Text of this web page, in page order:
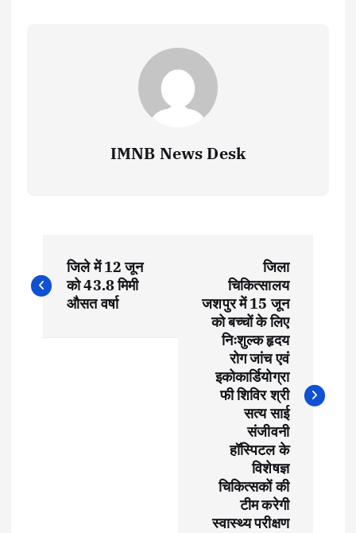
IMNB News Desk
o
जिले में 12 जून
को 43.8 मिमी
औसत वर्षा
जिला
चिकित्सालय
जशपुर में 15 जून
को बच्चों के लिए
निःशुल्क हृदय
रोग जांच एवं
इकोकार्डियोग्रा
फी शिविर श्री
सत्य साई
संजीवनी
हॉस्पिटल के
विशेषज्ञ
चिकित्सकों की
टीम करेगी
स्वास्थ्य परीक्षण